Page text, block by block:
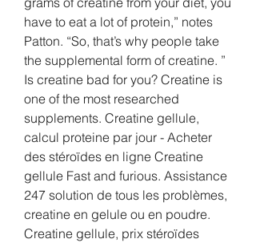
have to eat a lot of protein,” notes
Patton. “So, that’s why people take
the supplemental form of creatine. ”
Is creatine bad for you? Creatine is
one of the most researched
supplements. Creatine gellule,
calcul proteine par jour - Acheter
des stéroïdes en ligne Creatine
gellule Fast and furious. Assistance
247 solution de tous les problèmes,
creatine en gelule ou en poudre.
Creatine gellule, prix stéroïdes